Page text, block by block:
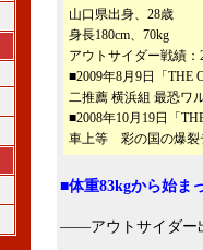
山口県出身、28歳
身長180cm、70kg
アウトサイダー戦績：
■2009年8月9日「THE
二推薦 横浜組 最恐ワ
■2008年10月19日「
車上等 彩の国の爆裂
■体重83kgから始ま
――アウトサイダー